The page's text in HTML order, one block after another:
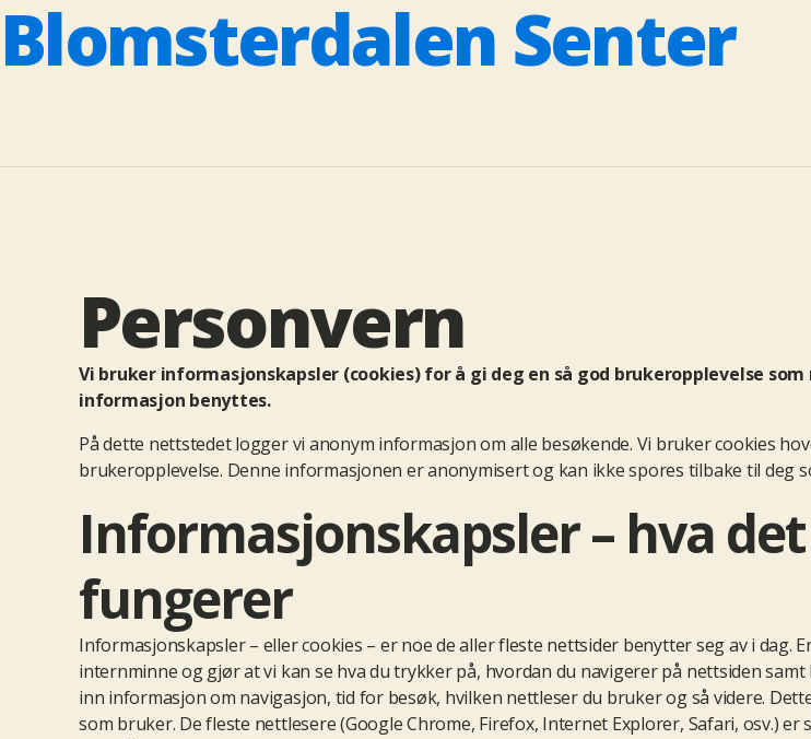
Blomsterdalen Senter
Personvern
Vi bruker informasjonskapsler (cookies) for å gi deg en så god brukeropplevelse
informasjon benyttes.
På dette nettstedet logger vi anonym informasjon om alle besøkende. Vi bruker cookies
brukeropplevelse. Denne informasjonen er anonymisert og kan ikke spores tilbake til deg
Informasjonskapsler – hva
fungerer
Informasjonskapsler – eller cookies – er noe de aller fleste nettsider benytter seg av i
internminne og gjør at vi kan se hva du trykker på, hvordan du navigerer på nettsiden
inn informasjon om navigasjon, tid for besøk, hvilken nettleser du bruker og så videre.
som bruker. De fleste nettlesere (Google Chrome, Firefox, Internet Explorer, Safari, osv.)